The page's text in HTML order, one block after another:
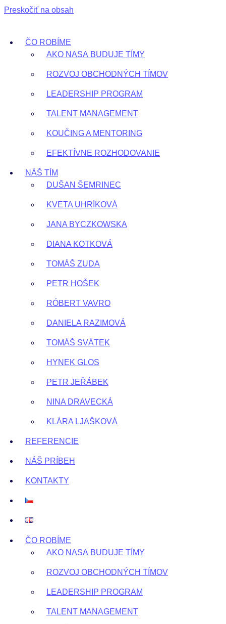
Preskočiť na obsah
ČO ROBÍME
AKO NASA BUDUJE TÍMY
ROZVOJ OBCHODNÝCH TÍMOV
LEADERSHIP PROGRAM
TALENT MANAGEMENT
KOUČING A MENTORING
EFEKTÍVNE ROZHODOVANIE
NÁŠ TÍM
DUŠAN ŠEMRINEC
KVETA UHRÍKOVÁ
JANA BYCZKOWSKA
DIANA KOTKOVÁ
TOMÁŠ ZUDA
PETR HOŠEK
RÓBERT VAVRO
DANIELA RAZIMOVÁ
TOMÁŠ SVÁTEK
HYNEK GLOS
PETR JEŘÁBEK
NINA DRAVECKÁ
KLÁRA LJAŠKOVÁ
REFERENCIE
NÁŠ PRÍBEH
KONTAKTY
ČO ROBÍME
AKO NASA BUDUJE TÍMY
ROZVOJ OBCHODNÝCH TÍMOV
LEADERSHIP PROGRAM
TALENT MANAGEMENT